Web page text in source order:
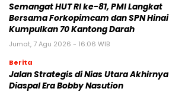
Semangat HUT RI ke-81, PMI Langkat
Bersama Forkopimcam dan SPN Hinai
Kumpulkan 70 Kantong Darah
Jumat, 7 Agu 2026 - 16:06 WIB
Berita
Jalan Strategis di Nias Utara Akhirnya
Diaspal Era Bobby Nasution